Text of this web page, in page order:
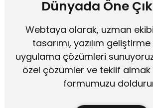
Dünyada Öne
Webtaya olarak, uzman
tasarımı, yazılım
uygulama çözümleri
özel çözümler ve teklif
formumuzu